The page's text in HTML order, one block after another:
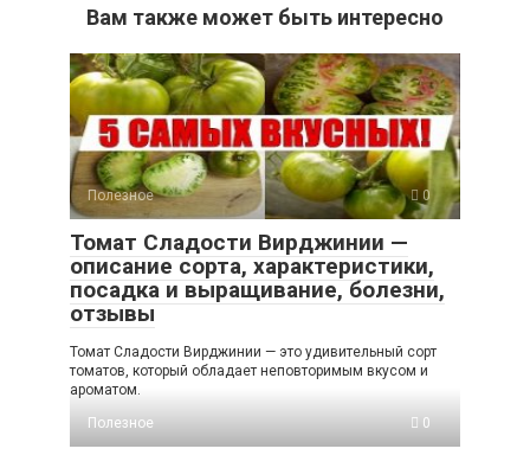
Вам также может быть интересно
Полезное 0
Томат Сладости Вирджинии —
описание сорта, характеристики,
посадка и выращивание, болезни,
отзывы
Томат Сладости Вирджинии — это удивительный сорт
томатов, который обладает неповторимым вкусом и
ароматом.
Полезное
0